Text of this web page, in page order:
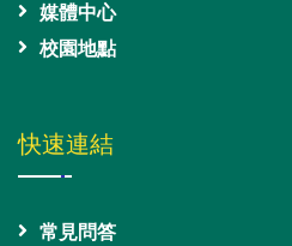
媒體中心
校園地點
快速連結
常見問答